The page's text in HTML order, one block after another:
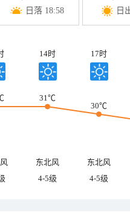
日落 18:58
日
14时 17时
31℃
30℃
东北风 东北风
4-5级 4-5级